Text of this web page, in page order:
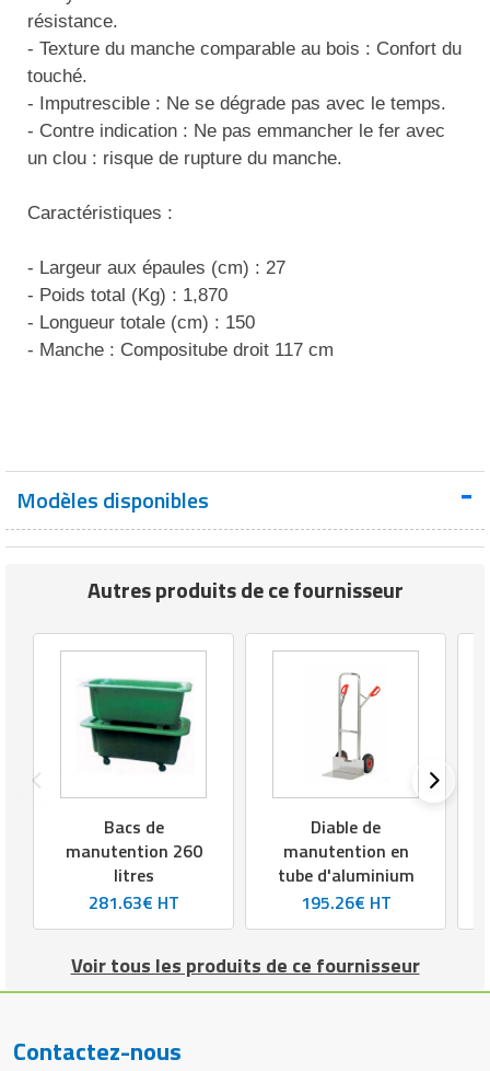
Ustensile cuisine professionnel
Vêtements personnalisés
Vitrines pour magasin
Traitement de l'air
Traitement des eaux
Trancheuse professionnelle
Transformateur électrique
Tubes et profilés
Tuyau flexible
Tuyau galvanisé
Tapis de bureau
Tapis et caillebotis
Traitement des surfaces
Vestiaires et casiers
Equipements de football
Equipements de karting
Equipements pour patinage
Equipements pour roller
Equipements pour skateboard
Equipements pour stade et terrain
sportif
Jeu gymnique
Matériel de musculation
Vêtement sportif
Pétrin professionnel
Piano de cuisson
Plats et plateaux
Pompes à sauce
Portes commandes restaurant
Présentoir pour restaurant
Réchaud professionnel
Robinetterie professionnelle
Rôtisserie professionnelle
Sautause professionnelle
Table de cuisson professionnelle
Tables de préparation réfrigérées
Ustensile de cuisine
Vaisselle restaurant
Vitrines réfrigérées
résistance.
- Texture du manche comparable au bois : Confort du
touché.
- Imputrescible : Ne se dégrade pas avec le temps.
- Contre indication : Ne pas emmancher le fer avec
un clou : risque de rupture du manche.
Caractéristiques :
- Largeur aux épaules (cm) : 27
- Poids total (Kg) : 1,870
- Longueur totale (cm) : 150
- Manche : Compositube droit 117 cm
Modèles disponibles
Autres produits de ce fournisseur
Bacs de
manutention 260
litres
281.63€ HT
Diable de
manutention en
tube d'aluminium
195.26€ HT
Voir tous les produits de ce fournisseur
Contactez-nous